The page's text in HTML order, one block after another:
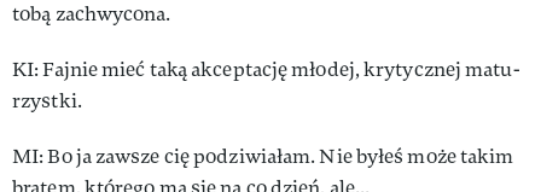
to­bą za­chwy­co­na.
KI: Faj­nie mieć ta­ką ak­cep­ta­cję mło­dej, kry­tycz­nej ma­tu­
rzyst­ki.
MI: Bo ja za­wsze cię po­dzi­wia­łam. Nie by­łeś mo­że ta­kim